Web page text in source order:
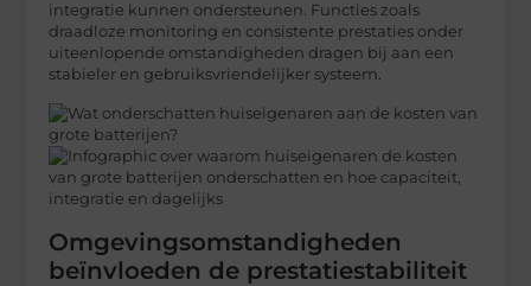
integratie kunnen ondersteunen. Functies zoals
draadloze monitoring en consistente prestaties onder
uiteenlopende omstandigheden dragen bij aan een
stabieler en gebruiksvriendelijker systeem.
Omgevingsomstandigheden
beïnvloeden de prestatiestabiliteit